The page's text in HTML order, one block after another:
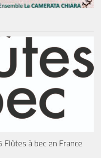
à bec en France